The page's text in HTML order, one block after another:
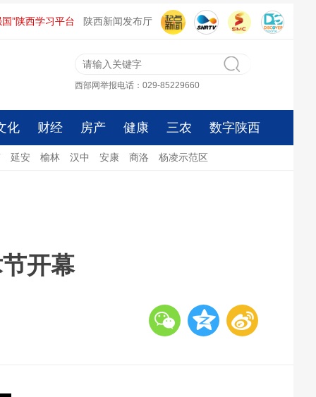
国”陕西学习平台 陕西新闻发布厅
西部网举报电话：029-85229660
化 财经 房产 健康 三农 数字陕西
延安 榆林 汉中 安康 商洛 杨凌示范区
开幕